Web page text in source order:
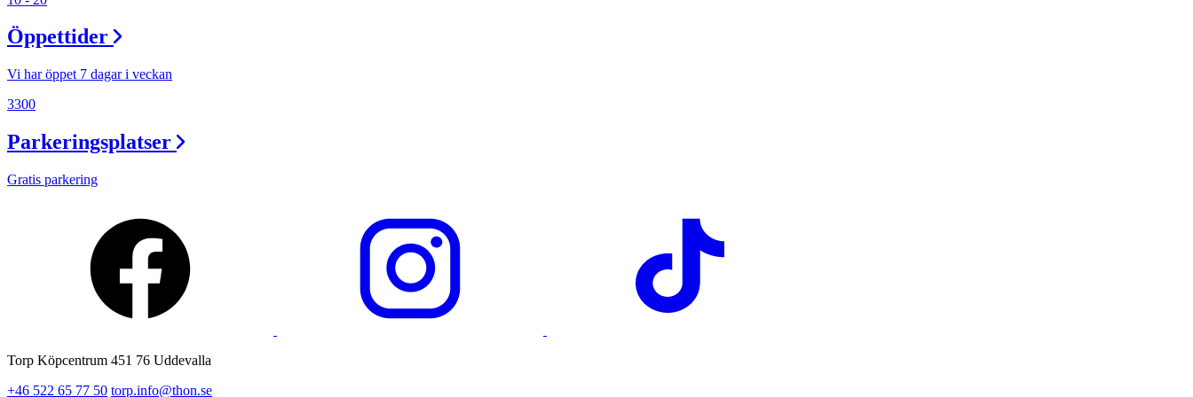
Magasin
Presentkort
Öppettider
Vi har öppet 7 dagar i veckan
3300
Parkeringsplatser
Gratis parkering
Torp Köpcentrum 451 76 Uddevalla
+46 522 65 77 50 torp.info@thon.se